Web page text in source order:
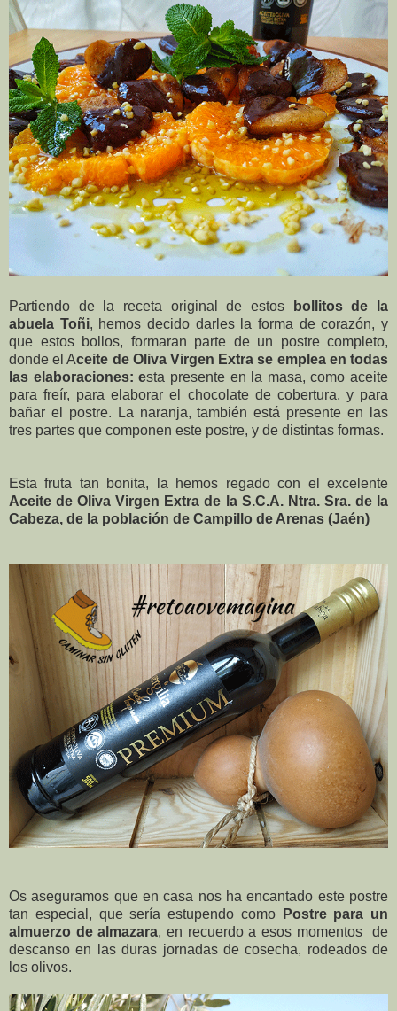
Partiendo de la receta original de estos
bollitos de la
abuela Toñi, hemos decido darles la forma de corazón, y
que estos bollos, formaran parte de un postre completo,
donde el Aceite de Oliva Virgen Extra se emplea en todas
las elaboraciones: esta presente en la masa, como aceite
para freír, para elaborar el chocolate de cobertura, y para
bañar el postre. La naranja, también está presente en las
tres partes que componen este postre, y de distintas formas.
Esta fruta tan bonita, la hemos regado con el excelente
Aceite de Oliva Virgen Extra de la S.C.A. Ntra. Sra. de la
Cabeza, de la población de Campillo de Arenas (Jaén)
Os aseguramos que en casa nos ha encantado este postre
tan especial, que sería estupendo como
Postre para un
almuerzo de almazara, en recuerdo a esos momentos de
descanso en las duras jornadas de cosecha, rodeados de
los olivos.